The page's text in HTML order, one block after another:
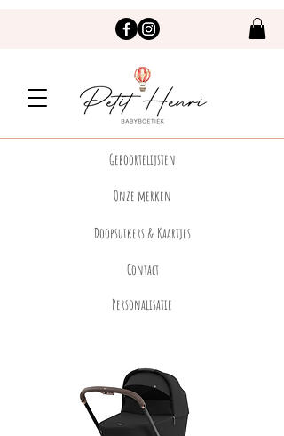
Geboortelijsten
Onze merken
Doopsuikers & Kaartjes
Contact
Personalisatie